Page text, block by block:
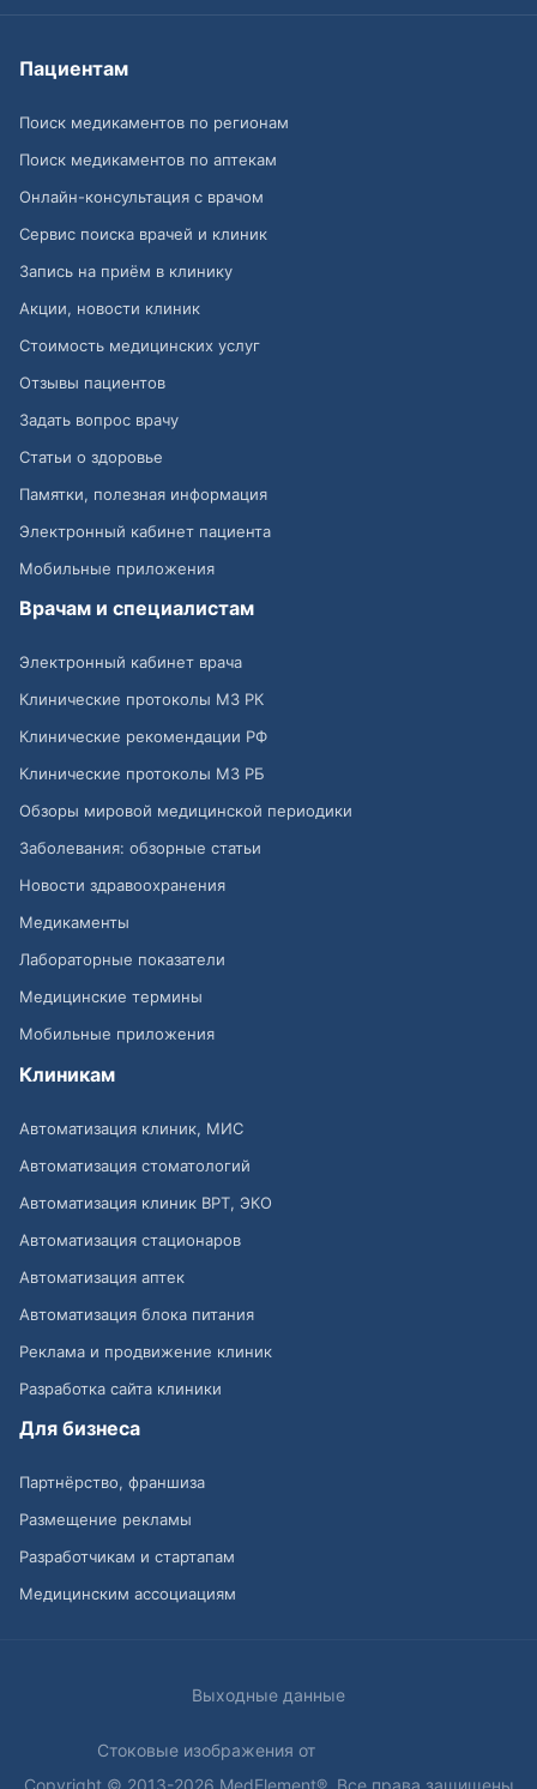
Пациентам
Поиск медикаментов по регионам
Поиск медикаментов по аптекам
Онлайн-консультация с врачом
Сервис поиска врачей и клиник
Запись на приём в клинику
Акции, новости клиник
Стоимость медицинских услуг
Отзывы пациентов
Задать вопрос врачу
Статьи о здоровье
Памятки, полезная информация
Электронный кабинет пациента
Мобильные приложения
Врачам и специалистам
Электронный кабинет врача
Клинические протоколы МЗ РК
Клинические рекомендации РФ
Клинические протоколы МЗ РБ
Обзоры мировой медицинской периодики
Заболевания: обзорные статьи
Новости здравоохранения
Медикаменты
Лабораторные показатели
Медицинские термины
Мобильные приложения
Клиникам
Автоматизация клиник, МИС
Автоматизация стоматологий
Автоматизация клиник ВРТ, ЭКО
Автоматизация стационаров
Автоматизация аптек
Автоматизация блока питания
Реклама и продвижение клиник
Разработка сайта клиники
Для бизнеса
Партнёрство, франшиза
Размещение рекламы
Разработчикам и стартапам
Медицинским ассоциациям
Выходные данные
Стоковые изображения от
Copyright © 2013-2026 MedElement®. Все права защищены